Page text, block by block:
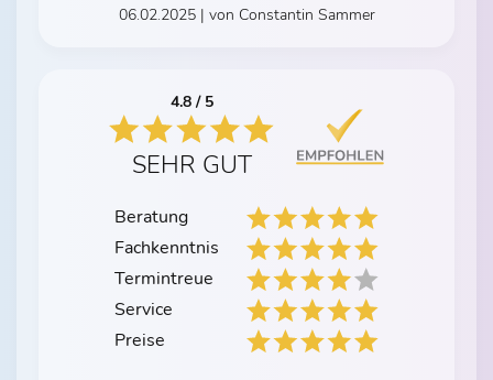
06.02.2025 | von Constantin Sammer
4.8 / 5
SEHR GUT
Beratung
Fachkenntnis
Termintreue
Service
Preise